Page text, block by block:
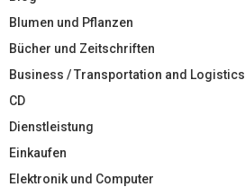
Blumen und Pflanzen
Bücher und Zeitschriften
Business / Transportation and Logistics
CD
Dienstleistung
Einkaufen
Elektronik und Computer